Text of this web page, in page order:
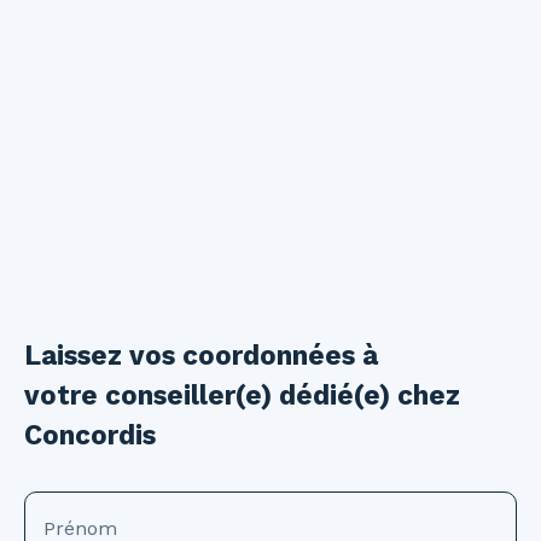
Laissez vos coordonnées à
votre conseiller(e) dédié(e) chez
Concordis
Prénom